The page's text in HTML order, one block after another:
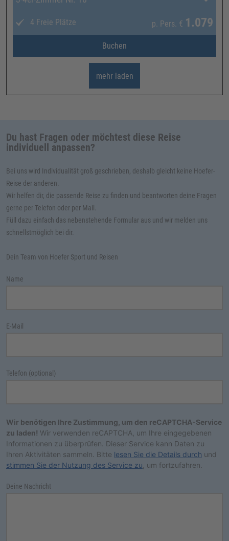
4 Freie Plätze p. Pers. € 1.079
Buchen
mehr laden
Du hast Fragen oder möchtest diese Reise
individuell anpassen?
Bei uns wird Individualität groß geschrieben, deshalb gleicht keine Hoefer-
Reise der anderen.
Wir helfen dir, die passende Reise zu finden und beantworten deine Fragen
gerne per Telefon oder per Mail.
Füll dazu einfach das nebenstehende Formular aus und wir melden uns
schnellstmöglich bei dir.
Dein Team von Hoefer Sport und Reisen
Name
E-Mail
Telefon (optional)
Wir benötigen Ihre Zustimmung, um den reCAPTCHA-Service
zu laden! Wir verwenden reCAPTCHA, um Ihre eingegebenen
Informationen zu überprüfen. Dieser Service kann Daten zu
Ihren Aktivitäten sammeln. Bitte lesen Sie die Details durch und
stimmen Sie der Nutzung des Service zu , um fortzufahren.
Deine Nachricht